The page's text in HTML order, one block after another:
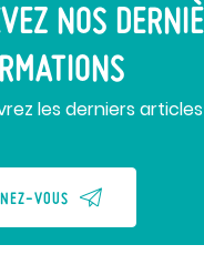
NOS
les derniers
VOUS